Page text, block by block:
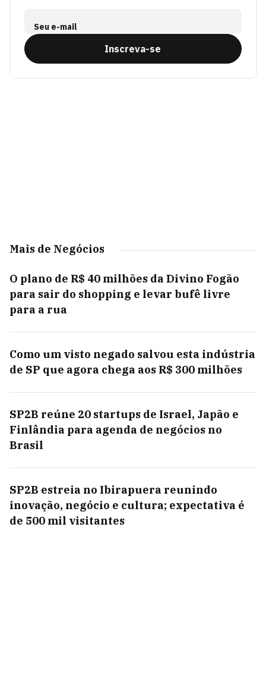
Seu e-mail
Inscreva-se
Mais de Negócios
O plano de R$ 40 milhões da Divino Fogão
para sair do shopping e levar bufê livre
para a rua
Como um visto negado salvou esta indústria
de SP que agora chega aos R$ 300 milhões
SP2B reúne 20 startups de Israel, Japão e
Finlândia para agenda de negócios no
Brasil
SP2B estreia no Ibirapuera reunindo
inovação, negócio e cultura; expectativa é
de 500 mil visitantes